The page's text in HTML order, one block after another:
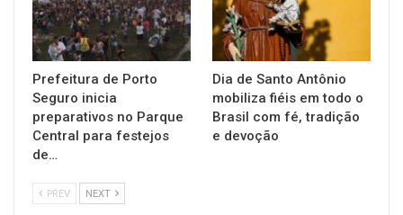
Prefeitura de Porto
Seguro inicia
preparativos no Parque
Central para festejos
de…
Dia de Santo Antônio
mobiliza fiéis em todo o
Brasil com fé, tradição
e devoção
PREV NEXT